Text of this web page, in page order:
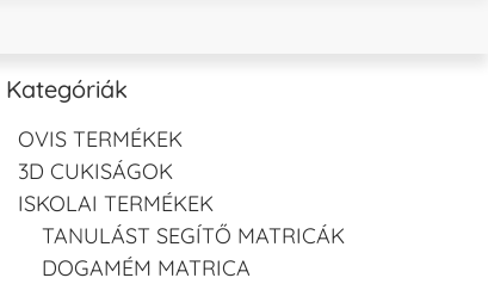
Kategóriák
OVIS TERMÉKEK
3D CUKISÁGOK
ISKOLAI TERMÉKEK
TANULÁST SEGÍTŐ MATRICÁK
DOGAMÉM MATRICA